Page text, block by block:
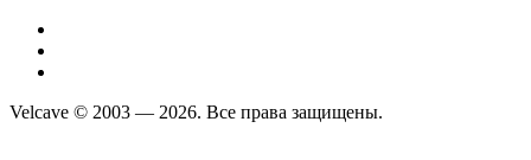
Velcave © 2003 — 2026. Все права защищены.